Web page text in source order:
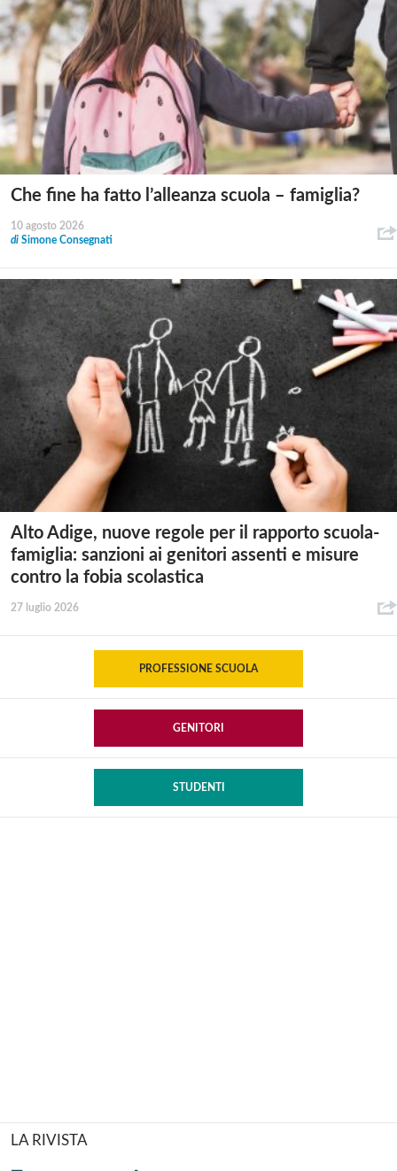
Che fine ha fatto l’alleanza scuola – famiglia?
10 agosto 2026
di Simone Consegnati
Alto Adige, nuove regole per il rapporto scuola-
famiglia: sanzioni ai genitori assenti e misure
contro la fobia scolastica
27 luglio 2026
PROFESSIONE SCUOLA
GENITORI
STUDENTI
LA RIVISTA